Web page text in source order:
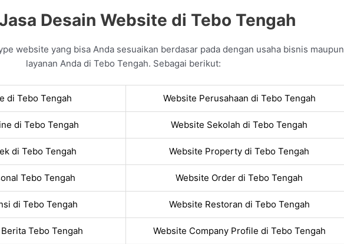
Desain Website di Tebo Tengah
website yang bisa Anda sesuaikan berdasar pada dengan usaha bisnis maupun
layanan Anda di Tebo Tengah. Sebagai berikut:
di Tebo Tengah Website Perusahaan di Tebo Tengah
di Tebo Tengah Website Sekolah di Tebo Tengah
di Tebo Tengah Website Property di Tebo Tengah
Tebo Tengah Website Order di Tebo Tengah
di Tebo Tengah Website Restoran di Tebo Tengah
Tebo Tengah Website Company Profile di Tebo Tengah